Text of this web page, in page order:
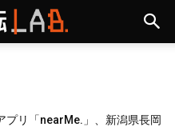
プリ「nearMe.」、新潟県長岡